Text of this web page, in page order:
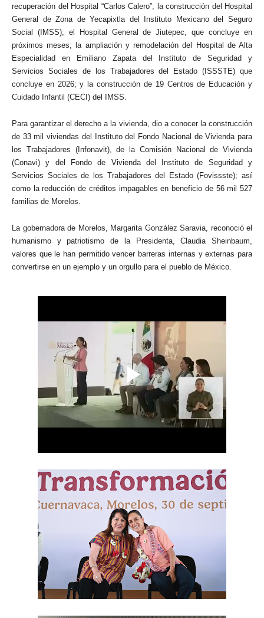
recuperación del Hospital “Carlos Calero”; la construcción del Hospital
General de Zona de Yecapixtla del Instituto Mexicano del Seguro
Social (IMSS); el Hospital General de Jiutepec, que concluye en
próximos meses; la ampliación y remodelación del Hospital de Alta
Especialidad en Emiliano Zapata del Instituto de Seguridad y
Servicios Sociales de los Trabajadores del Estado (ISSSTE) que
concluye en 2026; y la construcción de 19 Centros de Educación y
Cuidado Infantil (CECI) del IMSS.
Para garantizar el derecho a la vivienda, dio a conocer la construcción
de 33 mil viviendas del Instituto del Fondo Nacional de Vivienda para
los Trabajadores (Infonavit), de la Comisión Nacional de Vivienda
(Conavi) y del Fondo de Vivienda del Instituto de Seguridad y
Servicios Sociales de los Trabajadores del Estado (Fovissste); así
como la reducción de créditos impagables en beneficio de 56 mil 527
familias de Morelos.
La gobernadora de Morelos, Margarita González Saravia, reconoció el
humanismo y patriotismo de la Presidenta, Claudia Sheinbaum,
valores que le han permitido vencer barreras internas y externas para
convertirse en un ejemplo y un orgullo para el pueblo de México.